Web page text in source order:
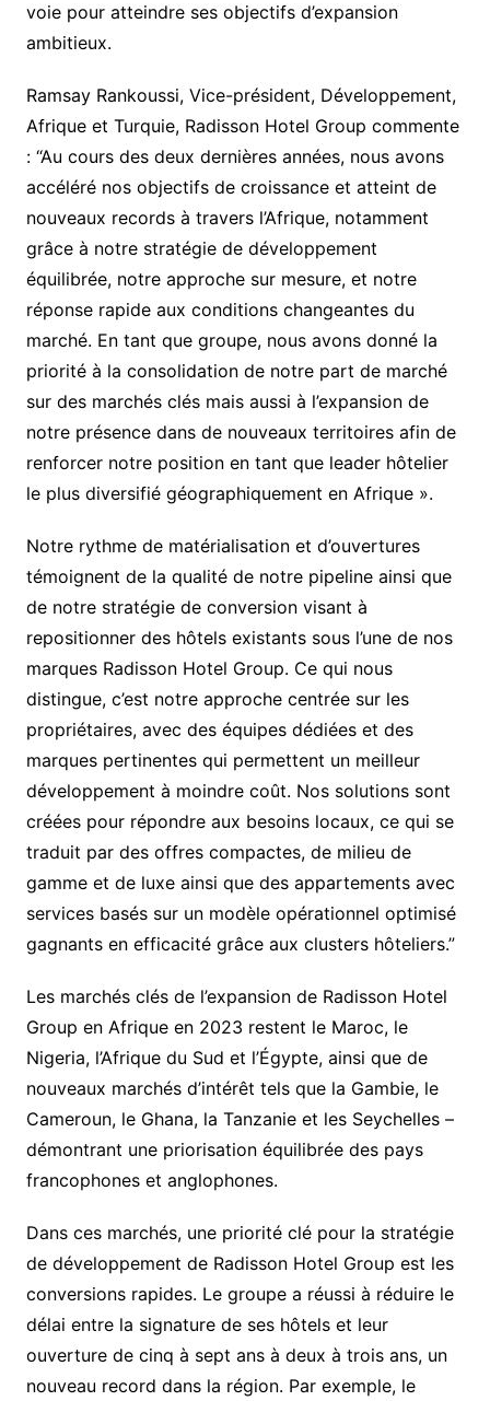
voie pour atteindre ses objectifs d’expansion
ambitieux.
Ramsay Rankoussi, Vice-président, Développement,
Afrique et Turquie, Radisson Hotel Group commente
: “Au cours des deux dernières années, nous avons
accéléré nos objectifs de croissance et atteint de
nouveaux records à travers l’Afrique, notamment
grâce à notre stratégie de développement
équilibrée, notre approche sur mesure, et notre
réponse rapide aux conditions changeantes du
marché. En tant que groupe, nous avons donné la
priorité à la consolidation de notre part de marché
sur des marchés clés mais aussi à l’expansion de
notre présence dans de nouveaux territoires afin de
renforcer notre position en tant que leader hôtelier
le plus diversifié géographiquement en Afrique ».
Notre rythme de matérialisation et d’ouvertures
témoignent de la qualité de notre pipeline ainsi que
de notre stratégie de conversion visant à
repositionner des hôtels existants sous l’une de nos
marques Radisson Hotel Group. Ce qui nous
distingue, c’est notre approche centrée sur les
propriétaires, avec des équipes dédiées et des
marques pertinentes qui permettent un meilleur
développement à moindre coût. Nos solutions sont
créées pour répondre aux besoins locaux, ce qui se
traduit par des offres compactes, de milieu de
gamme et de luxe ainsi que des appartements avec
services basés sur un modèle opérationnel optimisé
gagnants en efficacité grâce aux clusters hôteliers.”
Les marchés clés de l’expansion de Radisson Hotel
Group en Afrique en 2023 restent le Maroc, le
Nigeria, l’Afrique du Sud et l’Égypte, ainsi que de
nouveaux marchés d’intérêt tels que la Gambie, le
Cameroun, le Ghana, la Tanzanie et les Seychelles –
démontrant une priorisation équilibrée des pays
francophones et anglophones.
Dans ces marchés, une priorité clé pour la stratégie
de développement de Radisson Hotel Group est les
conversions rapides. Le groupe a réussi à réduire le
délai entre la signature de ses hôtels et leur
ouverture de cinq à sept ans à deux à trois ans, un
nouveau record dans la région. Par exemple, le